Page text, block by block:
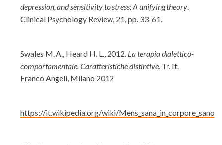
depression, and sensitivity to stress: A unifying theory.
Clinical Psychology Review, 21, pp. 33-61.
Swales M. A., Heard H. L., 2012. La terapia dialettico-
comportamentale. Caratteristiche distintive. Tr. It.
Franco Angeli, Milano 2012
https://it.wikipedia.org/wiki/Mens_sana_in_corpore_sano